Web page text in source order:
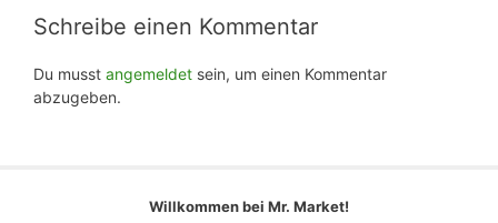
Schreibe einen Kommentar
Du musst angemeldet sein, um einen Kommentar
abzugeben.
Willkommen bei Mr. Market!